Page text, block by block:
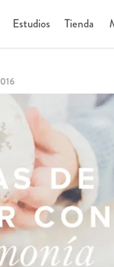
Estudios Tienda